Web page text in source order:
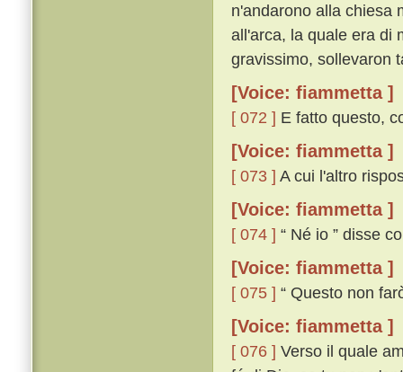
n'andarono alla chiesa
all'arca, la quale era di
gravissimo, sollevaron
[Voice: fiammetta ]
[ 072 ] E fatto questo,
[Voice: fiammetta ]
[ 073 ] A cui l'altro
[Voice: fiammetta ]
[ 074 ] “ Né io ” disse
[Voice: fiammetta ]
[ 075 ] “ Questo non
[Voice: fiammetta ]
[ 076 ] Verso il quale